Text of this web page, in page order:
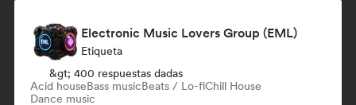
Electronic Music Lovers Group (EML)
Etiqueta
&gt; 400 respuestas dadas
Acid houseBass musicBeats / Lo-fiChill House
Dance music